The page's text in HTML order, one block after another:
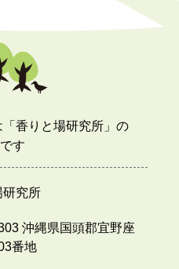
香りと場研究所」の
す
研究所
沖縄県国頭郡宜野座
番地